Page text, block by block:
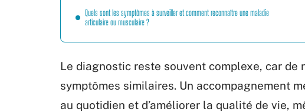
Quels sont les symptômes à surveiller et comment reconnaître une maladie
articulaire ou musculaire ?
Le diagnostic reste souvent complexe, car de
symptômes similaires. Un accompagnement
au quotidien et d’améliorer la qualité de vie,